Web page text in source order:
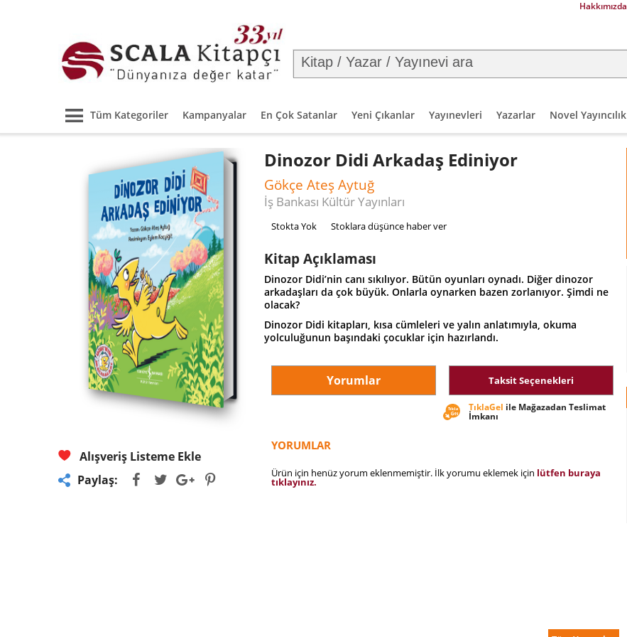
Hakkımızda
Tüm Kategoriler Kampanyalar En Çok Satanlar Yeni Çıkanlar Yayınevleri Yazarlar Novel Yayıncılık
Alışveriş Listeme Ekle
Paylaş:
Dinozor Didi Arkadaş Ediniyor
Gökçe Ateş Aytuğ
İş Bankası Kültür Yayınları
Stokta Yok Stoklara düşünce haber ver
Kitap Açıklaması
Dinozor Didi’nin canı sıkılıyor. Bütün oyunları oynadı. Diğer dinozor
arkadaşları da çok büyük. Onlarla oynarken bazen zorlanıyor. Şimdi ne
olacak?
Dinozor Didi kitapları, kısa cümleleri ve yalın anlatımıyla, okuma
yolculuğunun başındaki çocuklar için hazırlandı.
Yorumlar Taksit Seçenekleri
TıklaGel ile Mağazadan Teslimat
İmkanı
YORUMLAR
Ürün için henüz yorum eklenmemiştir. İlk yorumu eklemek için lütfen buraya
tıklayınız.